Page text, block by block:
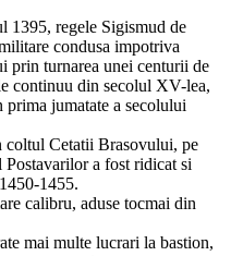
1395, regele Sigismud de
condusa impotriva
prin turnarea unei centurii de
continuu din secolul XV-lea,
jumatate a secolului
coltul Cetatii Brasovului, pe
a fost ridicat si
1455.
calibru, aduse tocmai din
mai multe lucrari la bastion,